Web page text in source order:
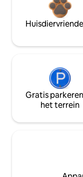
Gratis
het terrein